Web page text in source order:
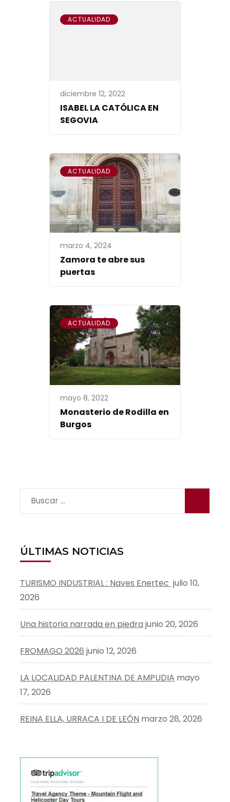
ACTUALIDAD
diciembre 12, 2022
ISABEL LA CATÓLICA EN
SEGOVIA
ACTUALIDAD
marzo 4, 2024
Zamora te abre sus
puertas
ACTUALIDAD
mayo 8, 2022
Monasterio de Rodilla en
Burgos
Buscar:
ÚLTIMAS NOTICIAS
TURISMO INDUSTRIAL : Naves Enertec julio 10,
2026
Una historia narrada en piedra junio 20, 2026
FROMAGO 2026 junio 12, 2026
LA LOCALIDAD PALENTINA DE AMPUDIA mayo
17, 2026
REINA ELLA, URRACA I DE LEÓN marzo 28, 2026